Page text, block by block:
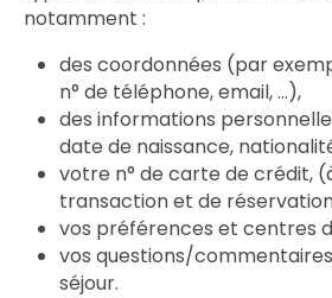
notamment :
des coordonnées (par
n° de téléphone, email, …),
des informations
date de naissance,
votre n° de carte de crédit,
transaction et de
vos préférences et centres
vos questions/
séjour.